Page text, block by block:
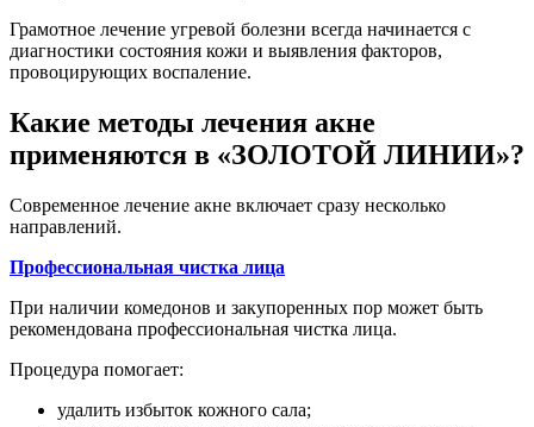
Грамотное лечение угревой болезни всегда начинается с
диагностики состояния кожи и выявления факторов,
провоцирующих воспаление.
Какие методы лечения акне
применяются в «ЗОЛОТОЙ ЛИНИИ»?
Современное лечение акне включает сразу несколько
направлений.
Профессиональная чистка лица
При наличии комедонов и закупоренных пор может быть
рекомендована профессиональная чистка лица.
Процедура помогает:
удалить избыток кожного сала;